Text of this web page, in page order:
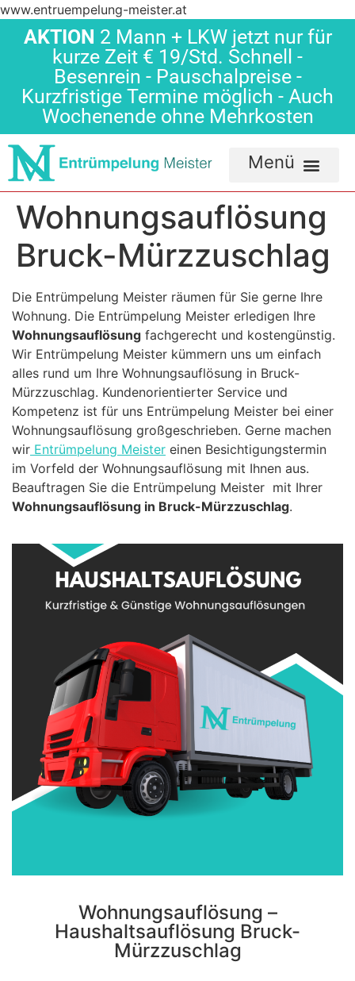
www.entruempelung-meister.at
AKTION 2 Mann + LKW jetzt nur für
kurze Zeit € 19/Std. Schnell -
Besenrein - Pauschalpreise -
Kurzfristige Termine möglich - Auch
Wochenende ohne Mehrkosten
Wohnungsauflösung
Bruck-Mürzzuschlag
Die Entrümpelung Meister räumen für Sie gerne Ihre
Wohnung. Die Entrümpelung Meister erledigen Ihre
Wohnungsauflösung fachgerecht und kostengünstig.
Wir Entrümpelung Meister kümmern uns um einfach
alles rund um Ihre Wohnungsauflösung in Bruck-
Mürzzuschlag. Kundenorientierter Service und
Kompetenz ist für uns Entrümpelung Meister bei einer
Wohnungsauflösung großgeschrieben. Gerne machen
wir Entrümpelung Meister einen Besichtigungstermin
im Vorfeld der Wohnungsauflösung mit Ihnen aus.
Beauftragen Sie die Entrümpelung Meister mit Ihrer
Wohnungsauflösung in Bruck-Mürzzuschlag.
Wohnungsauflösung –
Haushaltsauflösung Bruck-
Mürzzuschlag